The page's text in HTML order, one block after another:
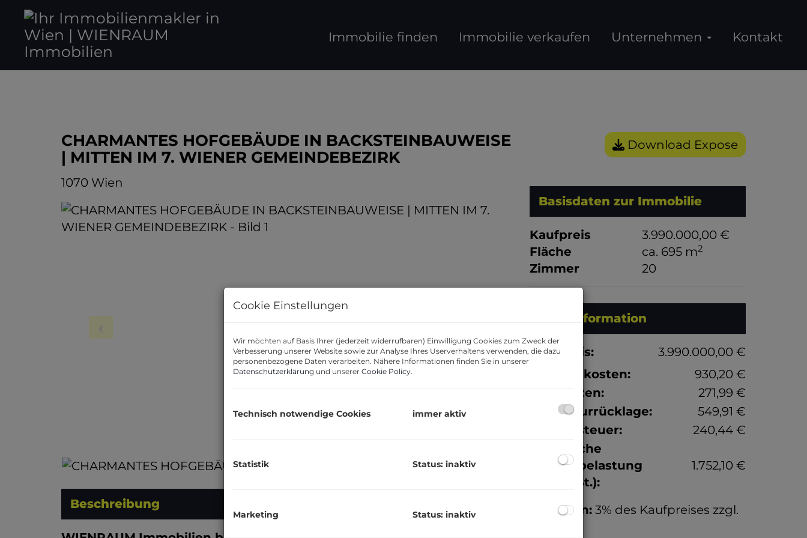
Immobilie finden Immobilie verkaufen Unternehmen Kontakt
CHARMANTES HOFGEBÄUDE IN BACKSTEINBAUWEISE
| MITTEN IM 7. WIENER GEMEINDEBEZIRK
1070 Wien
Beschreibung
Download Expose
Basisdaten zur Immobilie
Kaufpreis
3.990.000,00 €
Fläche
ca. 695 m2
Zimmer 20
Preisinformation
Kaufpreis:
3.990.000,00 €
Betriebskosten:
930,20 €
Heizkosten:
271,99 €
Reparaturrücklage:
549,91 €
Umsatzsteuer:
240,44 €
monatliche
Gesamtbelastung
(exkl. USt.):
1.752,10 €
Provision: 3% des Kaufpreises zzgl.
Cookie Einstellungen
Wir möchten auf Basis Ihrer (jederzeit widerrufbaren) Einwilligung Cookies zum Zweck der
Verbesserung unserer Website sowie zur Analyse Ihres Userverhaltens verwenden, die dazu
personenbezogene Daten verarbeiten. Nähere Informationen finden Sie in unserer
Datenschutzerklärung und unserer Cookie Policy.
Technisch notwendige Cookies immer aktiv
Statistik Status: inaktiv
Marketing Status: inaktiv